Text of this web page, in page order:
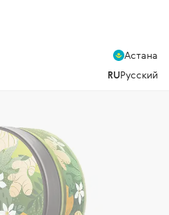
Астана
RUРусский